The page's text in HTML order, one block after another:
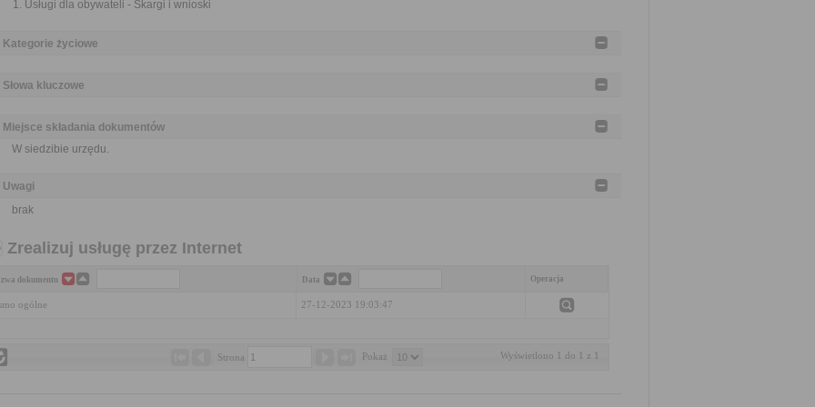
Usługi dla obywateli - Skargi i wnioski
Kategorie życiowe
Słowa kluczowe
Miejsce składania dokumentów
W siedzibie urzędu.
Uwagi
brak
Zrealizuj usługę przez Internet
dokumentu Data Operacja
ogólne 27-12-2023 19:03:47
Strona Pokaż Wyświetlono 1 do 1 z 1